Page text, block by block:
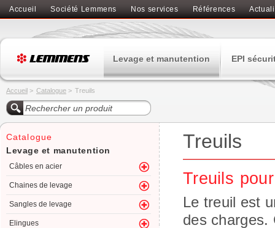
Accueil Société Lemmens Nos services Références
Levage et manutention EPI
Accueil > Catalogue > Treuils
Catalogue
Levage et manutention
Câbles en acier
Chaines de levage
Sangles de levage
Elingues
Treuils
Treuils
Le treuil est
des charges.